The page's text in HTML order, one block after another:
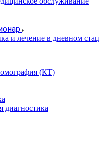
и лечение в дневном
(КТ)
диагностика